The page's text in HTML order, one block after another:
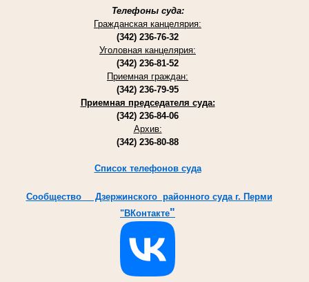
Телефоны суда:
Гражданская канцелярия:
(342) 236-76-32
Уголовная канцелярия:
(342) 236-81-52
Приемная граждан:
(342) 236-79-95
Приемная председателя суда:
(342) 236-84-06
Архив:
(342) 236-80-88
Список телефонов суда
Cообщество Дзержинского районного суда г. Перми
"ВКонтакте"